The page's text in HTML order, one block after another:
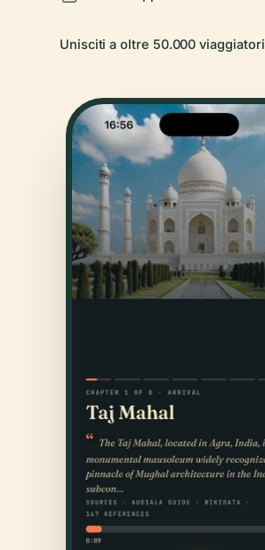
Unisciti a oltre 50.000 viaggiatori